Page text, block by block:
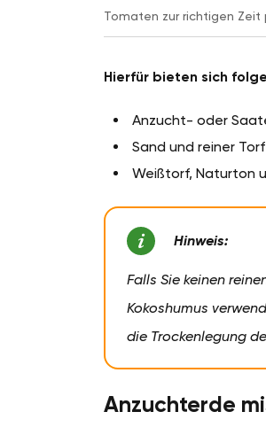
Tomaten zur richtigen Zeit
Hierfür bieten sich
Anzucht- oder
Sand und reiner
Weißtorf, Naturton
Hinweis:
Falls Sie keinen
Kokoshumus
die Trockenlegung
Anzuchterde